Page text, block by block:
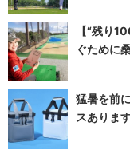
【“残り
ぐために
猛暑を前
スありま